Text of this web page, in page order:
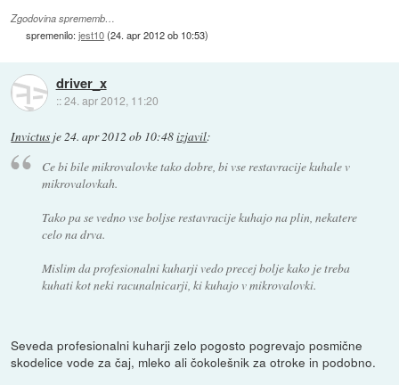
Zgodovina sprememb…
spremenilo:jest10(24. apr 2012 ob 10:53)
driver_x
::24. apr 2012, 11:20
Invictus je24. apr 2012 ob 10:48izjavil:
Ce bi bile mikrovalovke tako dobre, bi vse restavracije kuhale v
mikrovalovkah.
Tako pa se vedno vse boljse restavracije kuhajo na plin, nekatere
celo na drva.
Mislim da profesionalni kuharji vedo precej bolje kako je treba
kuhati kot neki racunalnicarji, ki kuhajo v mikrovalovki.
Seveda profesionalni kuharji zelo pogosto pogrevajo posmične
skodelice vode za čaj, mleko ali čokolešnik za otroke in podobno.